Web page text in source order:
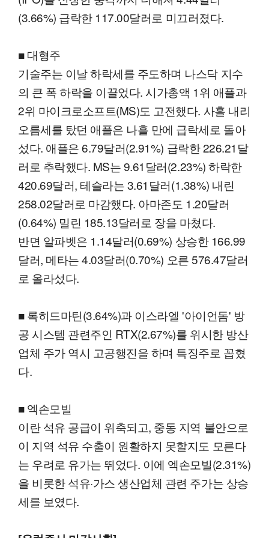
(3.66%) 급락한 117.00달러로 미끄러졌다.
■ 대형주
기술주는 이날 하락세를 주도하며 나스닥 지수
의 큰 폭 하락을 이끌었다. 시가총액 1위 애플과
2위 마이크로소프트(MS)도 고전했다. 사흘 내리
오름세를 탔던 애플은 나흘 만에 급락세로 돌아
섰다. 애플은 6.79달러(2.91%) 급락한 226.21달
러로 추락했다. MS는 9.61달러(2.23%) 하락한
420.69달러, 테슬라는 3.61달러(1.38%) 내린
258.02달러로 마감했다. 아마존도 1.20달러
(0.64%) 밀린 185.13달러로 장을 마쳤다.
반면 알파벳은 1.14달러(0.69%) 상승한 166.99
달러, 메타는 4.03달러(0.70%) 오른 576.47달러
로 올라섰다.
■ 록히드마틴(3.64%)과 이스라엘 '아이언돔' 방
공 시스템 관련주인 RTX(2.67%)를 위시한 방산
업체 주가 역시 고공행진을 하며 특징주로 꼽혔
다.
■ 엑손모빌
이란 석유 공급이 위축되고, 중동 지역 불안으로
이 지역 석유 수출이 원활하지 못할지도 모른다
는 우려로 유가는 뛰었다. 이에 엑손모빌(2.31%)
을 비롯한 석유·가스 생산업체 관련 주가는 상승
세를 보였다.